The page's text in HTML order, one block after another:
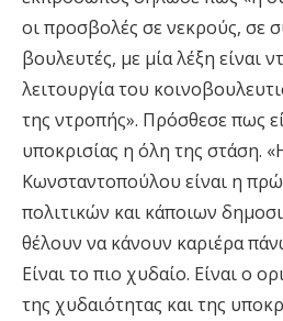
οι προσβολές σε νεκρούς, σε
βουλευτές, με μία λέξη είναι
λειτουργία του
της ντροπής». Πρόσθεσε πως
υποκρισίας η όλη της στάση.
Κωνσταντοπούλου είναι η
πολιτικών και κάποιων
θέλουν να κάνουν καριέρα
Είναι το πιο χυδαίο. Είναι ο
της χυδαιότητας και της